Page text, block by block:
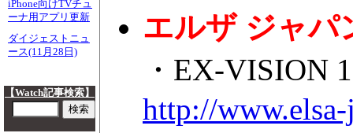
iPhone向けTVチュ
ーナ用アプリ更新
ダイジェストニュ
ース(11月28日)
【Watch記事検索】
エルザ ジャパ
・EX-VISION
http://